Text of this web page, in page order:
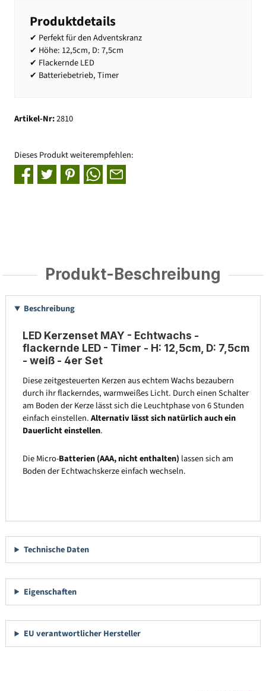
Produktdetails
✔ Perfekt für den Adventskranz
✔ Höhe: 12,5cm, D: 7,5cm
✔ Flackernde LED
✔ Batteriebetrieb, Timer
Artikel-Nr:2810
Dieses Produkt weiterempfehlen:
Produkt-Beschreibung
Beschreibung
LED Kerzenset MAY - Echtwachs -
flackernde LED - Timer - H: 12,5cm, D: 7,5cm
- weiß - 4er Set
Diese zeitgesteuerten Kerzen aus echtem Wachs bezaubern
durch ihr flackerndes, warmweißes Licht. Durch einen Schalter
am Boden der Kerze lässt sich die Leuchtphase von 6 Stunden
einfach einstellen.Alternativ lässt sich natürlich auch ein
Dauerlicht einstellen.
Die Micro-Batterien (AAA, nicht enthalten) lassen sich am
Boden der Echtwachskerze einfach wechseln.
Technische Daten
Eigenschaften
EU verantwortlicher Hersteller